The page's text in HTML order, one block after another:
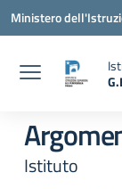
Vai ai contenuti
Vai al menu di
Vai al footer
Ministero
Istituto